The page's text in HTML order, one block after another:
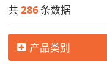
共 286条数据
产品类别